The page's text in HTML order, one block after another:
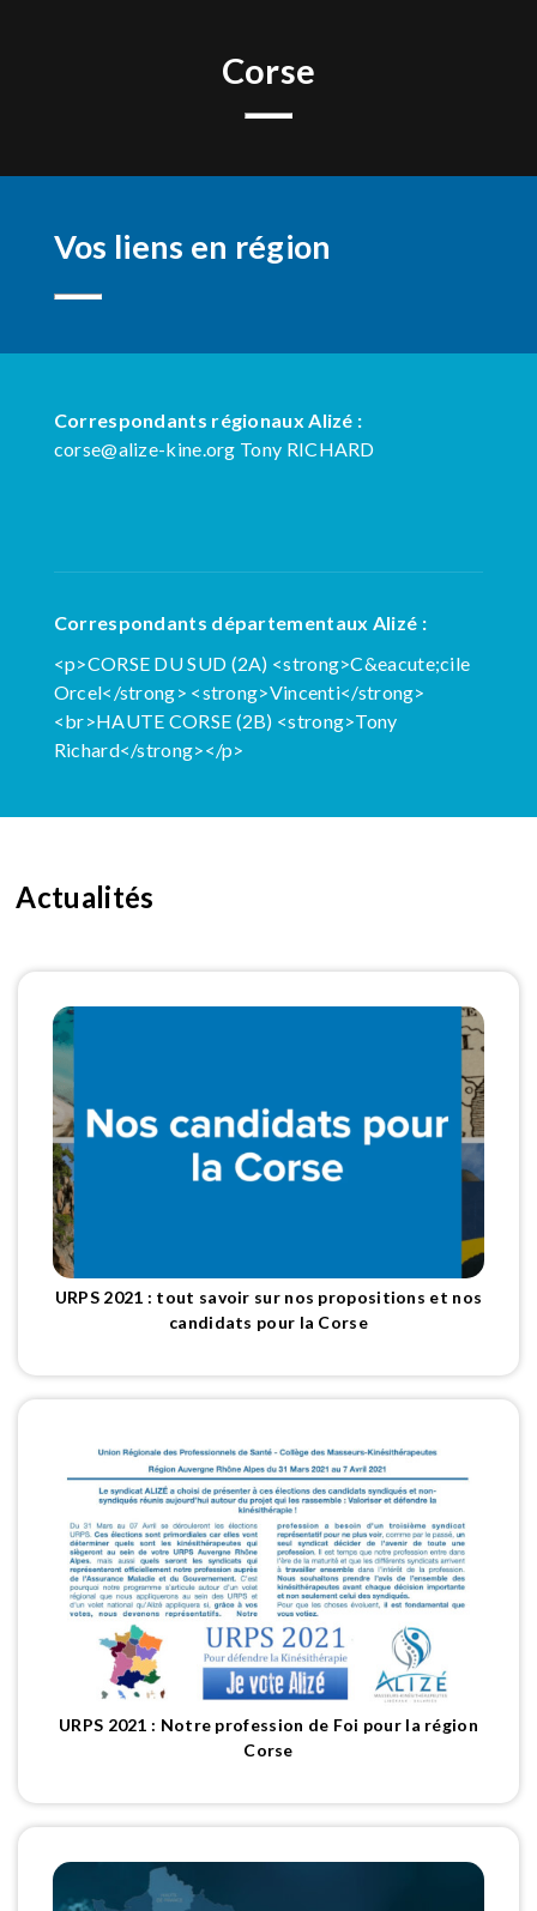
Corse
Vos liens en région
Correspondants régionaux Alizé :
corse@alize-kine.org Tony RICHARD
Correspondants départementaux Alizé :
<p>CORSE DU SUD (2A) <strong>C&eacute;cile
Orcel</strong> <strong>Vincenti</strong>
<br>HAUTE CORSE (2B) <strong>Tony
Richard</strong></p>
Actualités
URPS 2021 : tout savoir sur nos propositions et nos
candidats pour la Corse
URPS 2021 : Notre profession de Foi pour la région
Corse